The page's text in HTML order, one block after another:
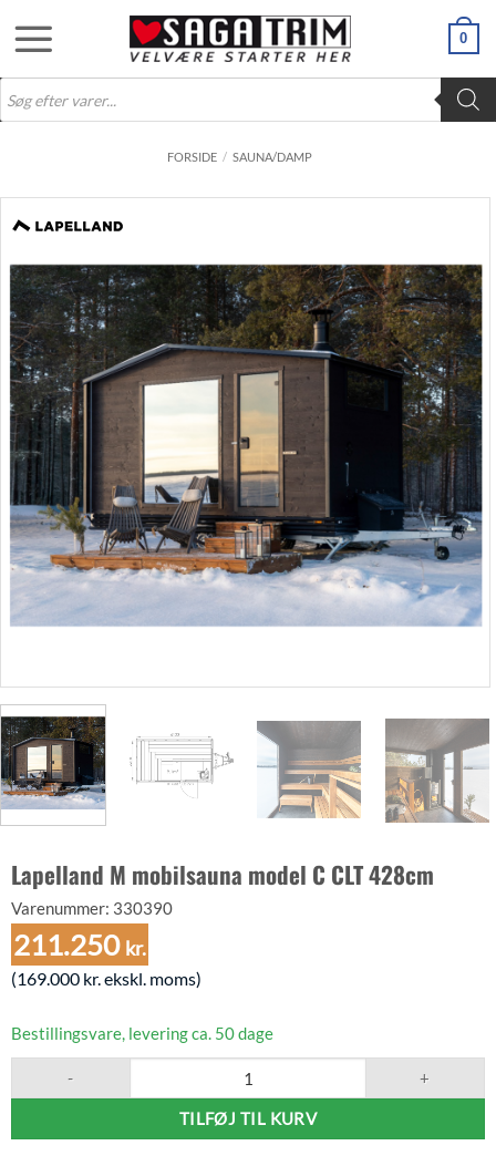
0
Products
search
FORSIDE / SAUNA/DAMP
Lapelland M mobilsauna model C CLT 428cm
Varenummer: 330390
211.250 kr.
(169.000 kr.ekskl. moms)
Bestillingsvare, levering ca. 50 dage
TILFØJ TIL KURV